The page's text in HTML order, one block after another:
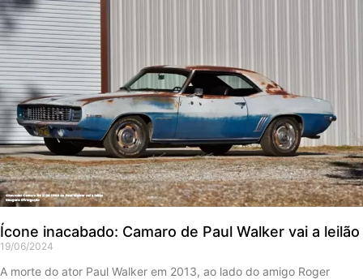
Ícone inacabado: Camaro de Paul Walker vai a leilão
19/06/2024
A morte do ator Paul Walker em 2013, ao lado do amigo Roger